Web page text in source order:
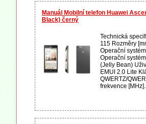
Manuál Mobilní telefon Huawei
Black) černý
Technická
115 Rozměry
Operační
Operační
(Jelly Bean)
EMUI 2.0 Lite
QWERTZ/
frekvence